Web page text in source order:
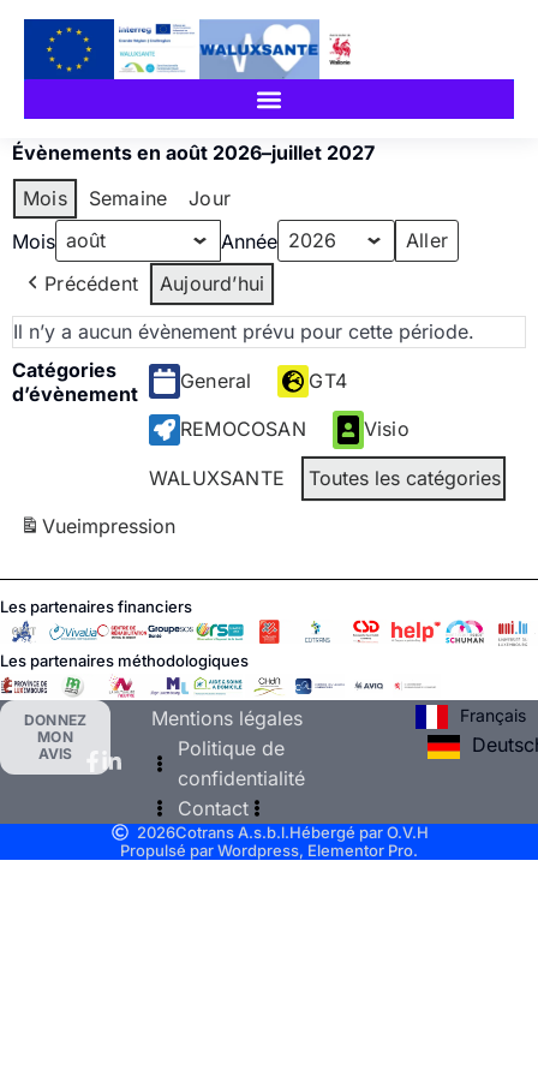
Évènements en août 2026–juillet 2027
Mois
Semaine
Jour
Mois
Année
Précédent
Aujourd’hui
Il n’y a aucun évènement prévu pour cette période.
Catégories
d’évènement
General GT4
REMOCOSAN Visio
WALUXSANTE
Toutes les catégories
Vueimpression
Les partenaires financiers
Les partenaires méthodologiques
DONNEZ
MON
AVIS
Mentions légales
Politique de
confidentialité
Contact
Français
2026Cotrans A.s.b.l.Hébergé par O.V.H
Propulsé par Wordpress, Elementor Pro.